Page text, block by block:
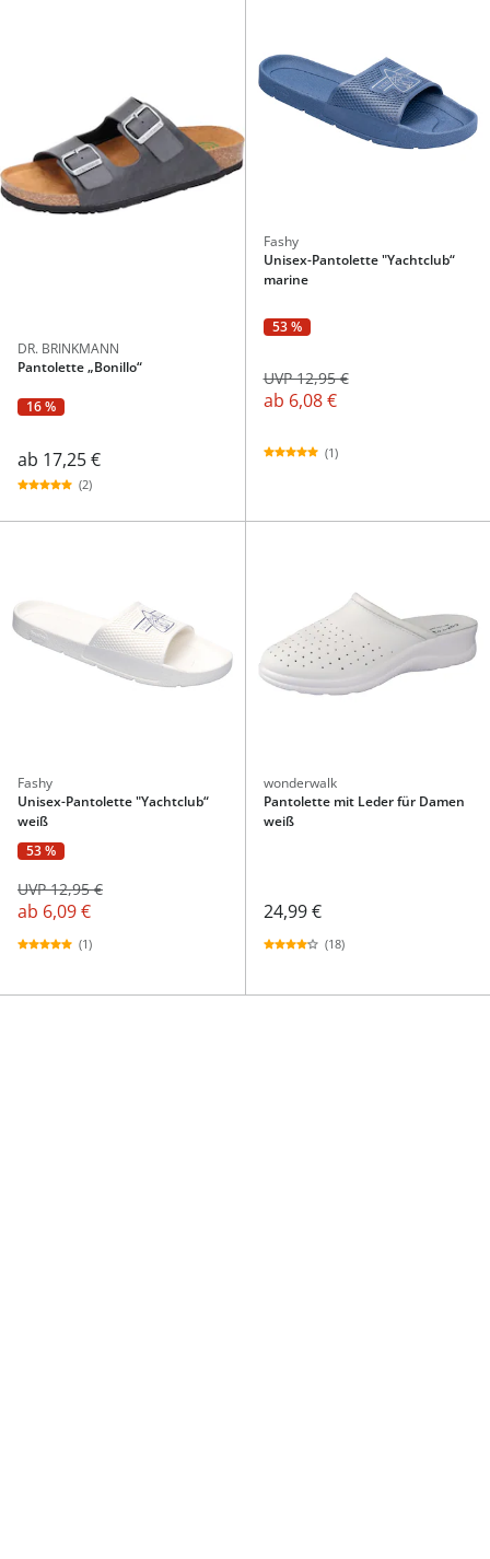
DR. BRINKMANN
Pantolette „Bonillo“
16 %
ab 17,25 €
(2)
Fashy
Unisex-Pantolette "Yachtclub“
marine
53 %
ab 6,08 €
UVP 12,95 €
(1)
Fashy
Unisex-Pantolette "Yachtclub“
weiß
53 %
ab 6,09 €
UVP 12,95 €
(1)
wonderwalk
Pantolette mit Leder für Damen
weiß
24,99 €
(18)